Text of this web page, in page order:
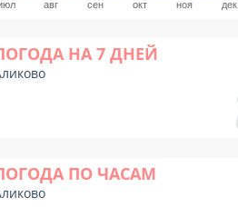
авг сен окт ноя дек
НА 7 ДНЕЙ
ПО ЧАСАМ